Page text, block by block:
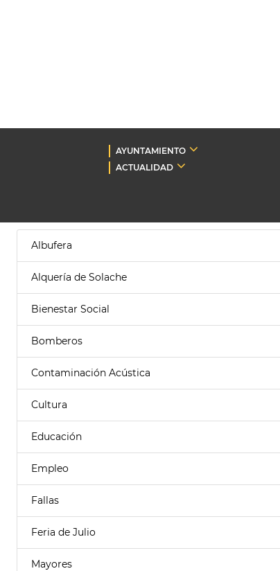
AYUNTAMIENTO
ACTUALIDAD
Albufera
Alquería de Solache
Bienestar Social
Bomberos
Contaminación Acústica
Cultura
Educación
Empleo
Fallas
Feria de Julio
Mayores